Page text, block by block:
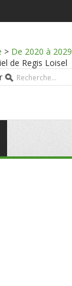
> De 2020 à 2029
de Regis Loisel